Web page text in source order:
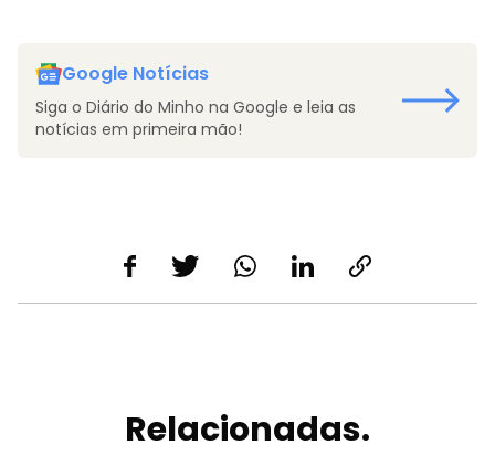
Google Notícias
Siga o Diário do Minho na Google e leia as
notícias em primeira mão!
Relacionadas.